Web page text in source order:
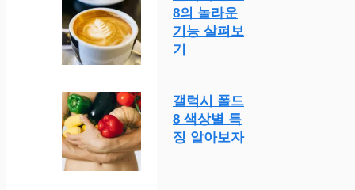
8의 놀라운
기능 살펴보
기
갤럭시 폴드
8 색상별 특
징 알아보자